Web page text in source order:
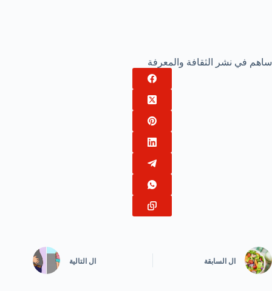
ساهم في نشر الثقافة والمعرفة
ال السابقة ال التالية